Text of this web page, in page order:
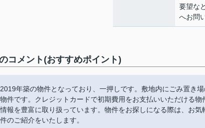
要望な
へお問
コメント(おすすめポイント)
年築の物件となっており、一押しです。敷地内にごみ置き
件です。クレジットカードで初期費用をお支払いいただける
報を豊富に取り扱っています。物件をお探しになる際は、お気
のご紹介をいたします。